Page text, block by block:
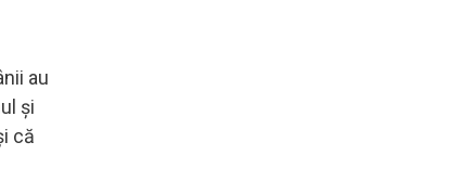
au
și
că